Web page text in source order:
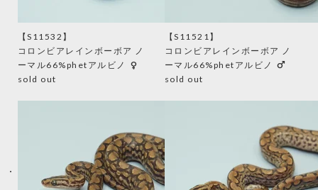
【S11532】
コロンビアレインボーボア ノ
ーマル66%phetアルビノ
female
sold out
【S11521】
コロンビアレインボーボア ノ
ーマル66%phetアルビノ male
sold out